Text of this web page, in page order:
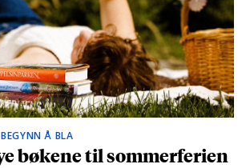
Å BLA
bøkene til sommerferien